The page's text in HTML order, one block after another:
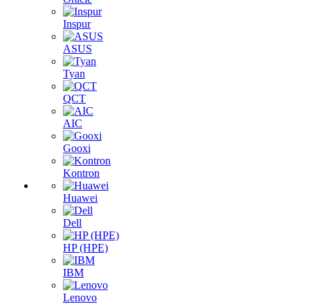
Inspur
ASUS
Tyan
QCT
AIC
Gooxi
Kontron
Huawei
Dell
HP (HPE)
IBM
Lenovo